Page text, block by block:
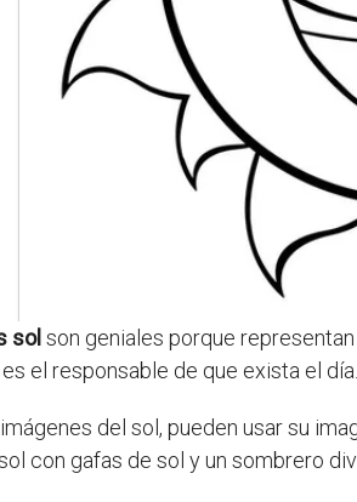
sol son geniales porque
el responsable de que exista el
del sol, pueden usar su
con gafas de sol y un sombrero